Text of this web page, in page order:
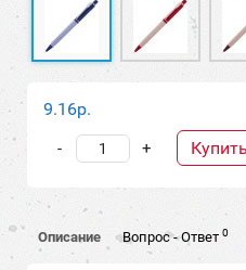
9.16р.
+
- Купить
Описание Вопрос - Ответ 0